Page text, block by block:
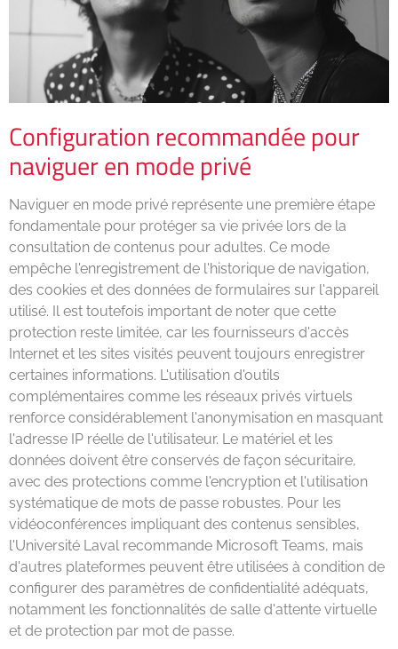
Configuration recommandée pour
naviguer en mode privé
Naviguer en mode privé représente une première étape
fondamentale pour protéger sa vie privée lors de la
consultation de contenus pour adultes. Ce mode
empêche l'enregistrement de l'historique de navigation,
des cookies et des données de formulaires sur l'appareil
utilisé. Il est toutefois important de noter que cette
protection reste limitée, car les fournisseurs d'accès
Internet et les sites visités peuvent toujours enregistrer
certaines informations. L'utilisation d'outils
complémentaires comme les réseaux privés virtuels
renforce considérablement l'anonymisation en masquant
l'adresse IP réelle de l'utilisateur. Le matériel et les
données doivent être conservés de façon sécuritaire,
avec des protections comme l'encryption et l'utilisation
systématique de mots de passe robustes. Pour les
vidéoconférences impliquant des contenus sensibles,
l'Université Laval recommande Microsoft Teams, mais
d'autres plateformes peuvent être utilisées à condition de
configurer des paramètres de confidentialité adéquats,
notamment les fonctionnalités de salle d'attente virtuelle
et de protection par mot de passe.